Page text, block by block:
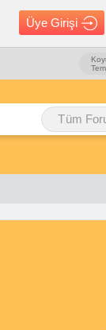
Üye Girişi
Tüm